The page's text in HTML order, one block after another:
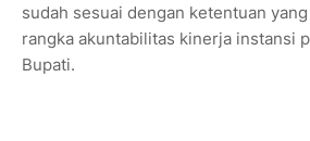
sudah sesuai dengan ketentuan
rangka akuntabilitas kinerja instansi
Bupati.